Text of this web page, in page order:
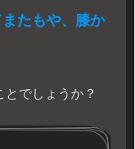
たもや、膝か
でしょうか？